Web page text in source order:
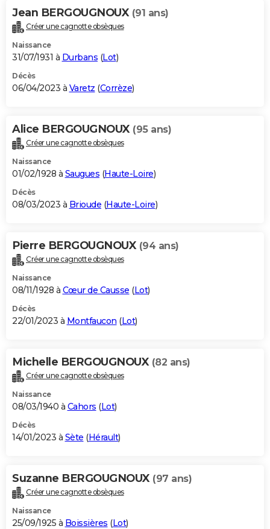
Jean BERGOUGNOUX (91 ans)
Créer une cagnotte obsèques
Naissance
31/07/1931 à Durbans (Lot)
Décès
06/04/2023 à Varetz (Corrèze)
Alice BERGOUGNOUX (95 ans)
Créer une cagnotte obsèques
Naissance
01/02/1928 à Saugues (Haute-Loire)
Décès
08/03/2023 à Brioude (Haute-Loire)
Pierre BERGOUGNOUX (94 ans)
Créer une cagnotte obsèques
Naissance
08/11/1928 à Cœur de Causse (Lot)
Décès
22/01/2023 à Montfaucon (Lot)
Michelle BERGOUGNOUX (82 ans)
Créer une cagnotte obsèques
Naissance
08/03/1940 à Cahors (Lot)
Décès
14/01/2023 à Sète (Hérault)
Suzanne BERGOUGNOUX (97 ans)
Créer une cagnotte obsèques
Naissance
25/09/1925 à Boissières (Lot)